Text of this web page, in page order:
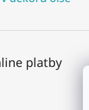
platby